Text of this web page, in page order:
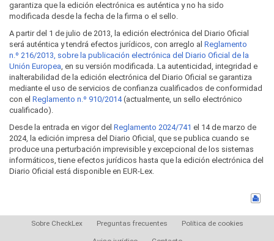
garantiza que la edición electrónica es auténtica y no ha sido
modificada desde la fecha de la firma o el sello.
A partir del 1 de julio de 2013, la edición electrónica del Diario Oficial
será auténtica y tendrá efectos jurídicos, con arreglo al Reglamento
n.º 216/2013, sobre la publicación electrónica del Diario Oficial de la
Unión Europea, en su versión modificada. La autenticidad, integridad e
inalterabilidad de la edición electrónica del Diario Oficial se garantiza
mediante el uso de servicios de confianza cualificados de conformidad
con el Reglamento n.º 910/2014(actualmente, un sello electrónico
cualificado).
Desde la entrada en vigor del Reglamento 2024/741 el 14 de marzo de
2024, la edición impresa del Diario Oficial, que se publica cuando se
produce una perturbación imprevisible y excepcional de los sistemas
informáticos, tiene efectos jurídicos hasta que la edición electrónica del
Diario Oficial está disponible en EUR-Lex.
Sobre CheckLex Preguntas frecuentes Política de cookies